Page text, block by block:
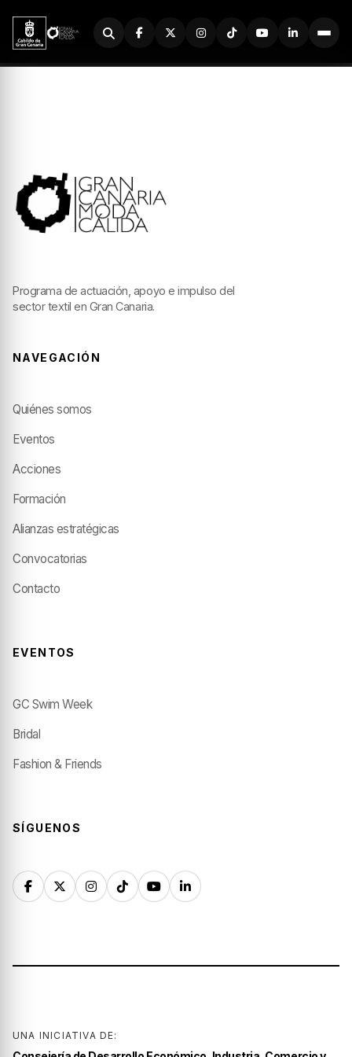
Buscador
Programa de actuación, apoyo e impulso del
sector textil en Gran Canaria.
NAVEGACIÓN
Quiénes somos
Eventos
Acciones
Formación
Alianzas estratégicas
Convocatorias
Contacto
EVENTOS
GC Swim Week
Bridal
Fashion & Friends
SÍGUENOS
UNA INICIATIVA DE: